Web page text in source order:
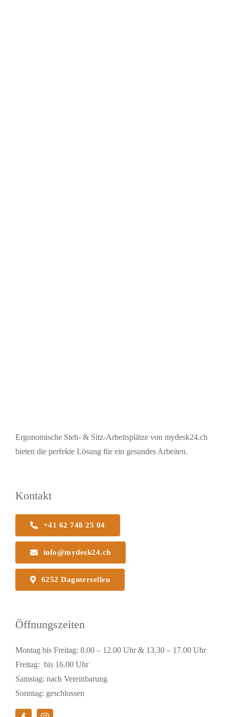
Ergonomische Steh- & Sitz-Arbeitsplätze von mydesk24.ch
bieten die perfekte Lösung für ein gesundes Arbeiten.
Kontakt
+41 62 748 25 04
info@mydesk24.ch
6252 Dagmersellen
Öffnungszeiten
Montag bis Freitag: 8.00 – 12.00 Uhr & 13.30 – 17.00 Uhr
Freitag: bis 16.00 Uhr
Samstag: nach Vereinbarung
Sonntag: geschlossen